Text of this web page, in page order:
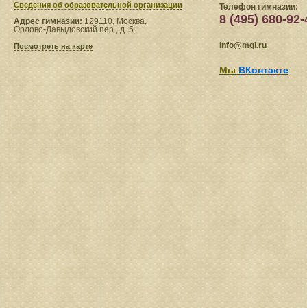
Сведения​ об образовательной организации
Адрес гимназии: 129110, Москва,
Орлово-Давыдовский пер., д. 5.
Посмотреть на карте
Телефон гимназии:
8 (495) 680-92-
info@mgl.ru
Мы ВКонтакте